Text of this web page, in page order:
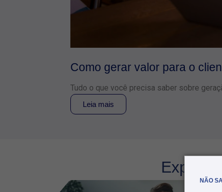
NÃO
Como gerar valor para o
Tudo o que você precisa saber sobre
Leia mais
Explore